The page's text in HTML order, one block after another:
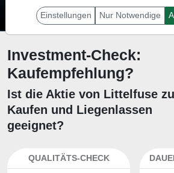
Investment-Check:
Kaufempfehlung?
Ist die Aktie von Littelfuse
Kaufen und Liegenlassen
geeignet?
QUALITÄTS-CHECK
Einstellungen Nur Notwendige